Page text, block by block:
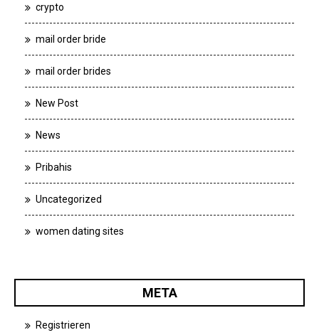
crypto
mail order bride
mail order brides
New Post
News
Pribahis
Uncategorized
women dating sites
META
Registrieren